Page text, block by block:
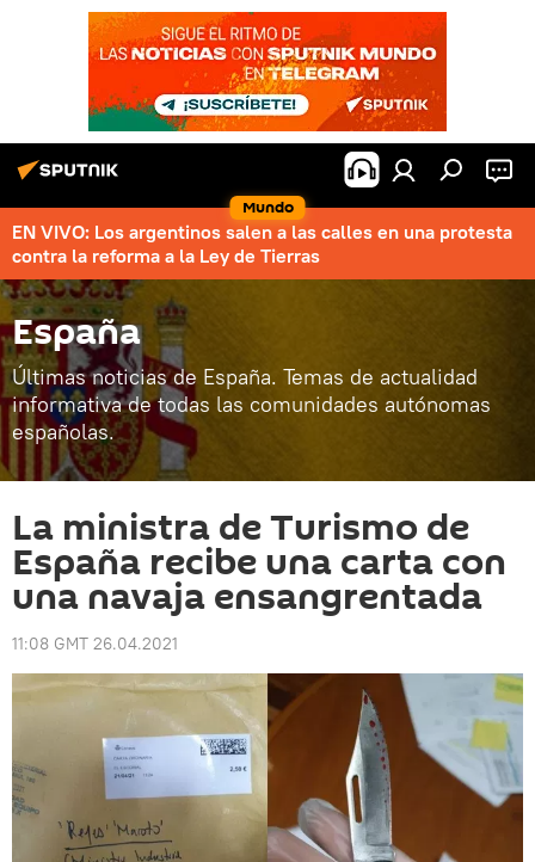
Mundo
EN VIVO: Los argentinos salen a las calles en una protesta
contra la reforma a la Ley de Tierras
España
Últimas noticias de España. Temas de actualidad
informativa de todas las comunidades autónomas
españolas.
La ministra de Turismo de
España recibe una carta con
una navaja ensangrentada
11:08 GMT 26.04.2021